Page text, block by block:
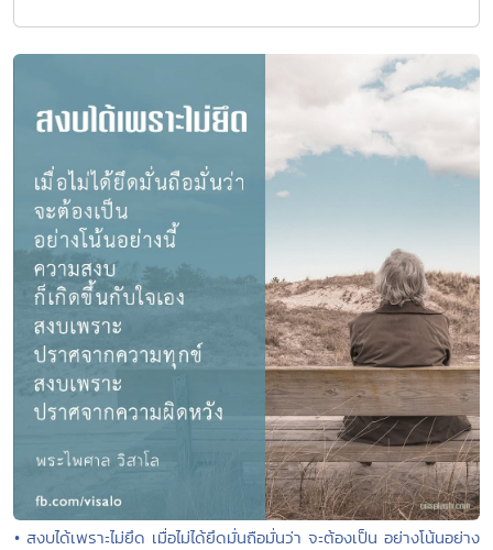
• สงบได้เพราะไม่ยึด เมื่อไม่ได้ยึดมั่นถือมั่นว่า จะต้องเป็น อย่างโน้นอย่าง